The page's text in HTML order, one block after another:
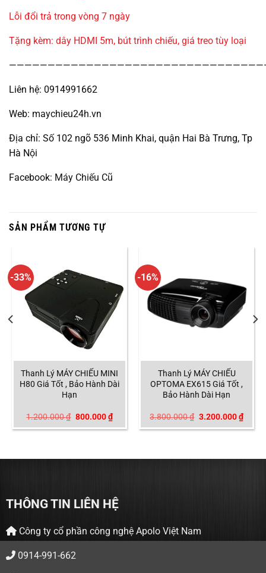
Lỗi đổi trả trong vòng 7 ngày
Tặng kèm: dây HDMI 5m, bút trình chiếu, giá treo tùy loại
Liên hệ: 0914991662
Web: maychieu24h.vn
Địa chỉ: Số 102 ngõ 536 Minh Khai, quận Hai Bà Trưng, Tp
Hà Nội
Facebook: Máy Chiếu Cũ
SẢN PHẨM TƯƠNG TỰ
-33%
Thanh Lý MÁY CHIẾU MINI
H80 Giá Tốt , Bảo Hành Dài
Hạn
1.200.000₫ Giá
là:
800.000₫Giá
hiện
tại
-16%
Thanh Lý MÁY CHIẾU
OPTOMA EX615 Giá Tốt ,
Bảo Hành Dài Hạn
3.800.000₫ Giá
là:
3.200.000₫Giá
hiện
tại
THÔNG TIN LIÊN HỆ
Công ty cổ phần công nghệ Apolo Việt Nam
0914-991-662